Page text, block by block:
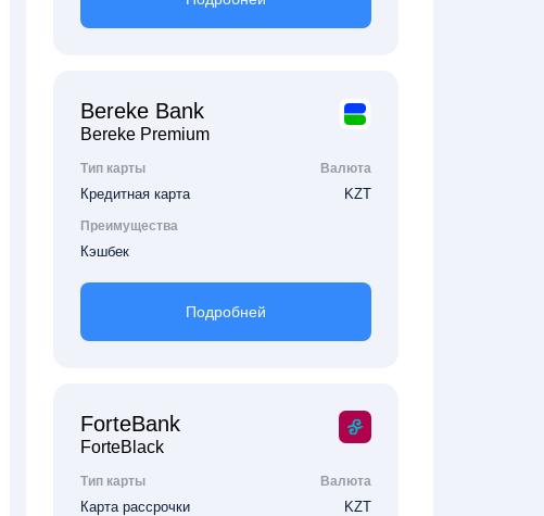
Bereke Bank
Bereke Premium
Тип карты Валюта
Кредитная карта KZT
Преимущества
Кэшбек
Подробней
ForteBank
ForteBlack
Тип карты Валюта
Карта рассрочки KZT